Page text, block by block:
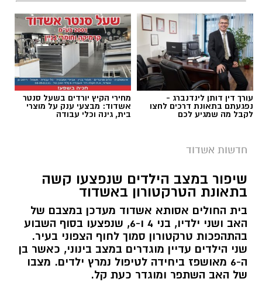
צילום: דוברות המשטרה
במהלך פעילות יזומה של בלשי תחנת אשדוד, בוצע
חיפוש במבנה בעיר בעקבות חשד להפעלת מקום
הימורים בלתי חוקי.
במהלך הפעילות הגיעו הכוחות למקום, ולאחר שעל
פי החשד סירבו הנוכחים לפתוח את הדלת, נאלצו
עורך דין דותן לינדנברג -
נפגעתם בתאונת דרכים לחצו
לקבל מה שמגיע לכם
מחירי הקיץ יורדים בשעל סנטר
אשדוד: מבצעי ענק על מוצרי
בית, גינה וכלי עבודה
חדשות אשדוד
שיפור במצב הילדים שנפצעו קשה
בתאונת הטרקטורון באשדוד
בית החולים אסותא אשדוד מעדכן במצבם של
האב ושני ילדיו, בני 4 ו-6, שנפצעו בסוף השבוע
בהתהפכות טרקטורון סמוך לחוף הצפוני בעיר.
שני הילדים עדיין מוגדרים במצב בינוני, כאשר בן
ה-6 מאושפז ביחידה לטיפול נמרץ ילדים. מצבו
של האב השתפר ומוגדר כעת קל.